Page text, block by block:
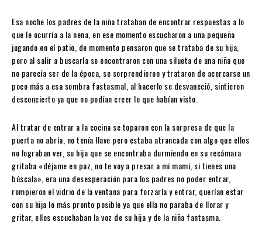
Esa noche los padres de la niña trataban de encontrar respuestas a lo
que le ocurría a la nena, en ese momento escucharon a una pequeña
jugando en el patio, de momento pensaron que se trataba de su hija,
pero al salir a buscarla se encontraron con una silueta de una niña que
no parecía ser de la época, se sorprendieron y trataron de acercarse un
poco más a esa sombra fastasmal, al hacerlo se desvaneció, sintieron
desconcierto ya que no podían creer lo que habían visto.
Al tratar de entrar a la cocina se toparon con la sorpresa de que la
puerta no abría, no tenía llave pero estaba atrancada con algo que ellos
no lograban ver, su hija que se encontraba durmiendo en su recámara
gritaba «déjame en paz, no te voy a presar a mi mami, si tienes una
búscala», era una desesperación para los padres no poder entrar,
rompieron el vidrio de la ventana para forzarla y entrar, querían estar
con su hija lo más pronto posible ya que ella no paraba de llorar y
gritar, ellos escuchaban la voz de su hija y de la niña fantasma.